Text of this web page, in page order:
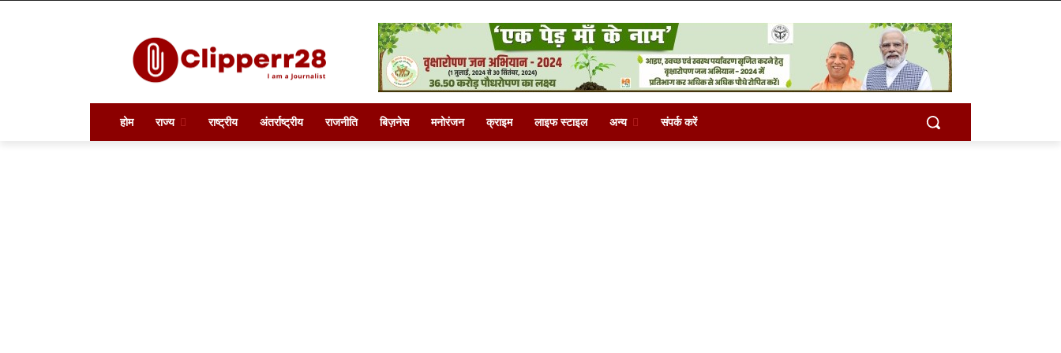
होम राज्य राष्ट्रीय अंतर्राष्ट्रीय राजनीति बिज़नेस मनोरंजन क्राइम लाइफ स्टाइल अन्य संपर्क करें